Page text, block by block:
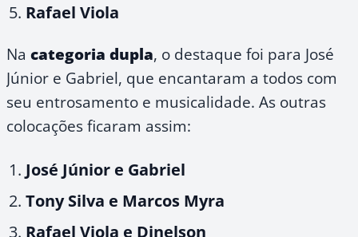
Rafael Viola
Na categoria dupla, o destaque foi para José
Júnior e Gabriel, que encantaram a todos com
seu entrosamento e musicalidade. As outras
colocações ficaram assim:
José Júnior e Gabriel
Tony Silva e Marcos Myra
Rafael Viola e Dinelson